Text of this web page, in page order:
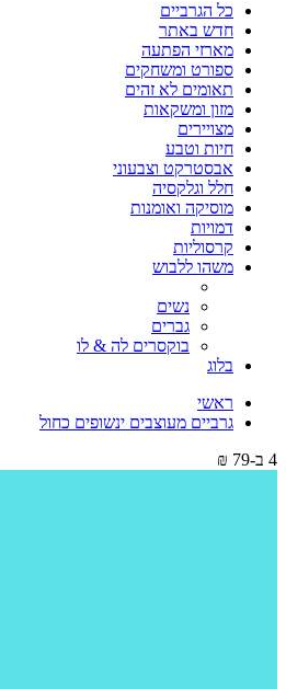
כל הגרביים
חדש באתר
מארזי הפתעה
ספורט ומשחקים
תאומים לא זהים
מזון ומשקאות
מצויירים
חיות וטבע
אבסטרקט וצבעוני
חלל וגלקסיה
מוסיקה ואומנות
דמויות
קרסוליות
משהו ללבוש
נשים
גברים
בוקסרים לה & לו
בלוג
ראשי
גרביים מעוצבים ינשופים כחול
4 ב-79 ₪